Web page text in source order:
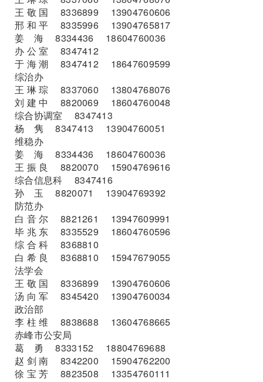
王 敬 国 8336899 13904760606
邢 和 平 8335996 13904765817
姜 海 8334436 18604760036
办 公 室 8347412
于 海 潮 8347412 18647609599
综治办
王 琳 琮 8337060 13804768076
刘 建 中 8820069 18604760048
综合协调室 8347413
杨 隽 8347413 13904760051
维稳办
姜 海 8334436 18604760036
王 振 良 8820070 15904769616
综合信息科 8347416
孙 玉 8820071 13904769392
防范办
白 音 尔 8821261 13947609991
毕 兆 东 8335529 18604760596
综 合 科 8368810
白 希 良 8368810 15947679055
法学会
王 敬 国 8336899 13904760606
汤 向 军 8345420 13904760034
政治部
李 柱 维 8838688 13604768665
赤峰市公安局
葛 勇 8333152 18804769688
赵 剑 南 8342200 15904762200
徐 宝 芳 8823508 13354760111